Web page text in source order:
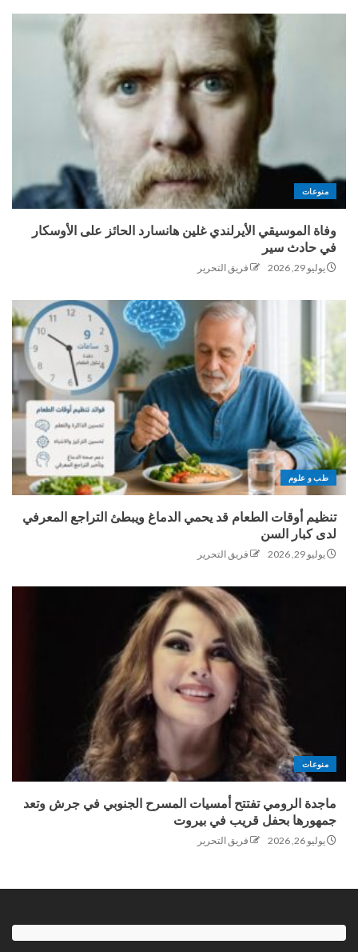
منوعات
وفاة الموسيقي الأيرلندي غلين هانسارد الحائز على الأوسكار
في حادث سير
يوليو 29, 2026 فريق التحرير
طب و علوم
تنظيم أوقات الطعام قد يحمي الدماغ ويبطئ التراجع المعرفي
لدى كبار السن
يوليو 29, 2026 فريق التحرير
منوعات
ماجدة الرومي تفتتح أمسيات المسرح الجنوبي في جرش وتعد
جمهورها بحفل قريب في بيروت
يوليو 26, 2026 فريق التحرير